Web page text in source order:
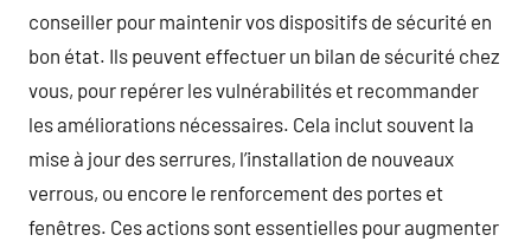
conseiller pour maintenir vos dispositifs de sécurité en
bon état. Ils peuvent effectuer un bilan de sécurité chez
vous, pour repérer les vulnérabilités et recommander
les améliorations nécessaires. Cela inclut souvent la
mise à jour des serrures, l’installation de nouveaux
verrous, ou encore le renforcement des portes et
fenêtres. Ces actions sont essentielles pour augmenter